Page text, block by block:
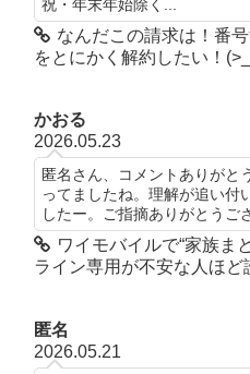
祝・年末年始除く...
なんだこの請求は！番
をとにかく解約したい！
かおる
2026.05.23
匿名さん、コメントありがと
ってましたね。理解が追い付
したー。ご指摘ありがとうご
ワイモバイルで“家族ま
ライン専用が不安な人ほど
匿名
2026.05.21